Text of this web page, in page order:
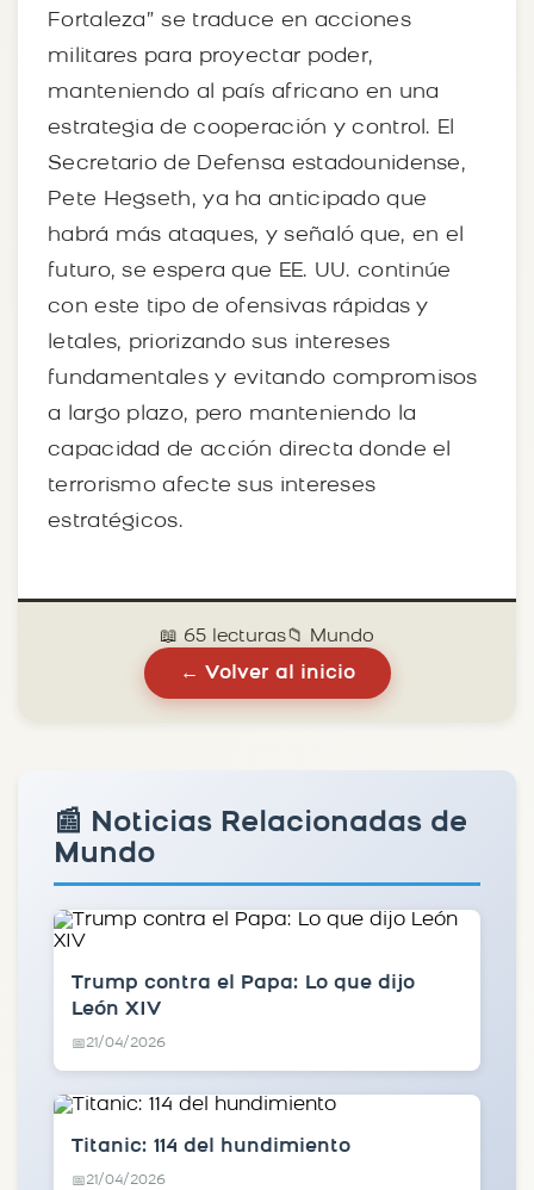
Fortaleza” se traduce en acciones
militares para proyectar poder,
manteniendo al país africano en una
estrategia de cooperación y control. El
Secretario de Defensa estadounidense,
Pete Hegseth, ya ha anticipado que
habrá más ataques, y señaló que, en el
futuro, se espera que EE. UU. continúe
con este tipo de ofensivas rápidas y
letales, priorizando sus intereses
fundamentales y evitando compromisos
a largo plazo, pero manteniendo la
capacidad de acción directa donde el
terrorismo afecte sus intereses
estratégicos.
📖 65 lecturas📁 Mundo
← Volver al inicio
📰 Noticias Relacionadas de
Mundo
Trump contra el Papa: Lo que dijo
León XIV
📅21/04/2026
Titanic: 114 del hundimiento
📅21/04/2026